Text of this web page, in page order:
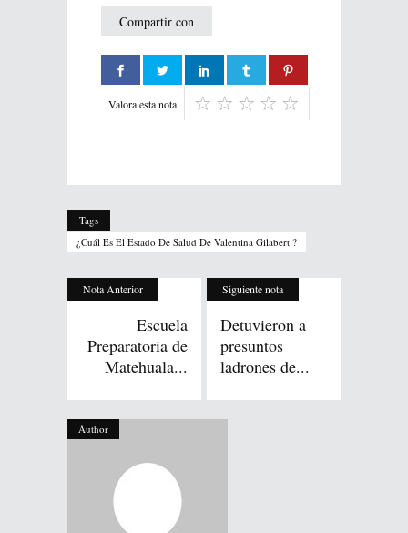
Compartir con
Valora esta nota
Tags
¿Cuál Es El Estado De Salud De Valentina Gilabert ?
Nota Anterior
Escuela
Preparatoria de
Matehuala...
Siguiente nota
Detuvieron a
presuntos
ladrones de...
Author